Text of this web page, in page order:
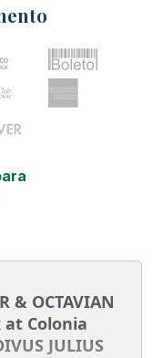
& OCTAVIAN
at Colonia
JULIUS